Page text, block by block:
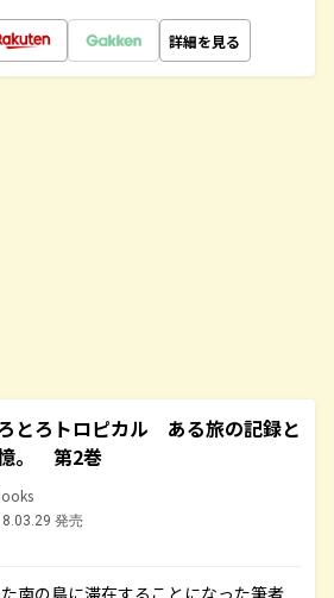
詳細を見る
とろトロピカル ある旅の記録と
。 第2巻
発売
南の島に滞在することになった筆者